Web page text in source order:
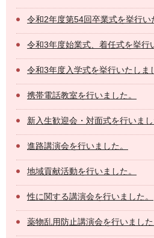
令和2年度第54回卒業式を挙行い
令和3年度始業式、着任式を挙行
令和3年度入学式を挙行いたしま
携帯電話教室を行いました。
新入生歓迎会・対面式を行いまし
進路講演会を行いました。
地域貢献活動を行いました。
性に関する講演会を行いました。
薬物乱用防止講演会を行いました